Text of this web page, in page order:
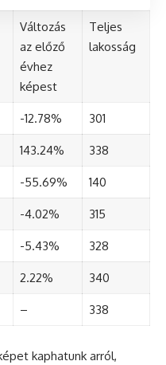
Változás
az előző
évhez
képest
Teljes
lakosság
-12.78% 301
143.24% 338
-55.69% 140
-4.02% 315
-5.43% 328
2.22% 340
– 338
kaphatunk arról,